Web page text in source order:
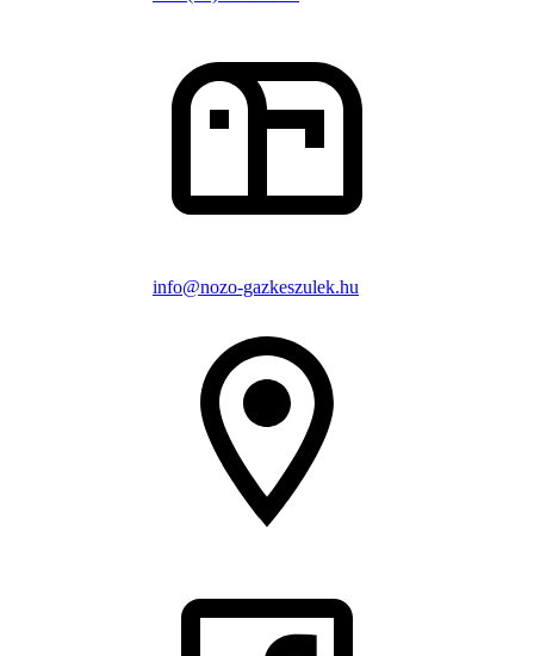
info@nozo-gazkeszulek.hu